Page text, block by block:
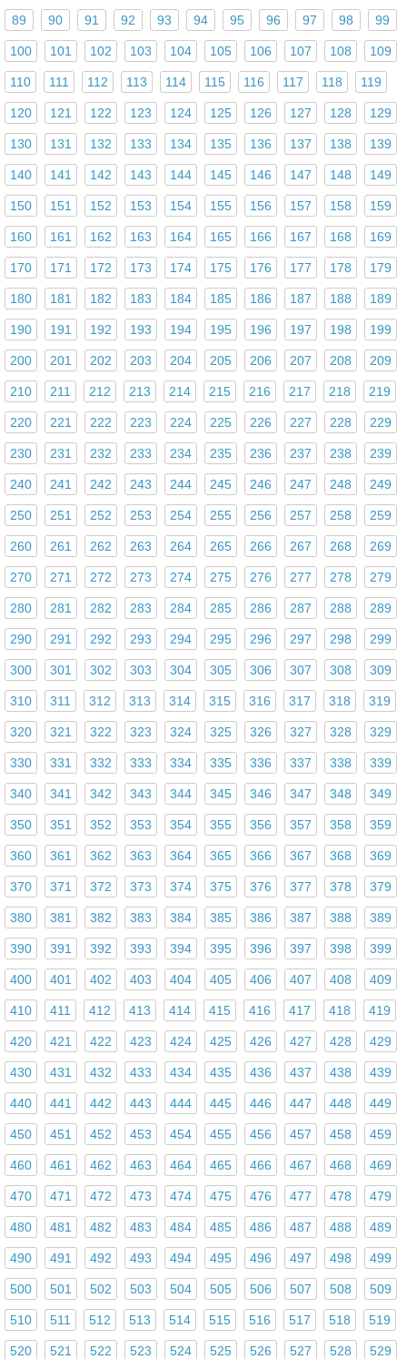
89 90 91 92 93 94 95 96 97 98 99
100 101 102 103 104 105 106 107 108 109
110 111 112 113 114 115 116 117 118 119
120 121 122 123 124 125 126 127 128 129
130 131 132 133 134 135 136 137 138 139
140 141 142 143 144 145 146 147 148 149
150 151 152 153 154 155 156 157 158 159
160 161 162 163 164 165 166 167 168 169
170 171 172 173 174 175 176 177 178 179
180 181 182 183 184 185 186 187 188 189
190 191 192 193 194 195 196 197 198 199
200 201 202 203 204 205 206 207 208 209
210 211 212 213 214 215 216 217 218 219
220 221 222 223 224 225 226 227 228 229
230 231 232 233 234 235 236 237 238 239
240 241 242 243 244 245 246 247 248 249
250 251 252 253 254 255 256 257 258 259
260 261 262 263 264 265 266 267 268 269
270 271 272 273 274 275 276 277 278 279
280 281 282 283 284 285 286 287 288 289
290 291 292 293 294 295 296 297 298 299
300 301 302 303 304 305 306 307 308 309
310 311 312 313 314 315 316 317 318 319
320 321 322 323 324 325 326 327 328 329
330 331 332 333 334 335 336 337 338 339
340 341 342 343 344 345 346 347 348 349
350 351 352 353 354 355 356 357 358 359
360 361 362 363 364 365 366 367 368 369
370 371 372 373 374 375 376 377 378 379
380 381 382 383 384 385 386 387 388 389
390 391 392 393 394 395 396 397 398 399
400 401 402 403 404 405 406 407 408 409
410 411 412 413 414 415 416 417 418 419
420 421 422 423 424 425 426 427 428 429
430 431 432 433 434 435 436 437 438 439
440 441 442 443 444 445 446 447 448 449
450 451 452 453 454 455 456 457 458 459
460 461 462 463 464 465 466 467 468 469
470 471 472 473 474 475 476 477 478 479
480 481 482 483 484 485 486 487 488 489
490 491 492 493 494 495 496 497 498 499
500 501 502 503 504 505 506 507 508 509
510 511 512 513 514 515 516 517 518 519
520 521 522 523 524 525 526 527 528 529